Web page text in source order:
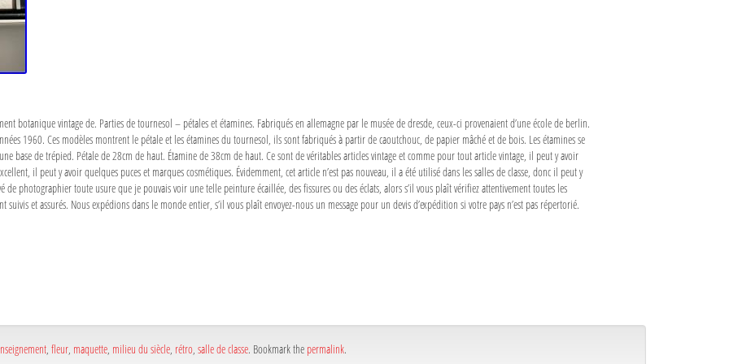
botanique vintage de. Parties de tournesol – pétales et étamines. Fabriqués en allemagne par le musée de dresde, ceux-ci provenaient d’une école de berlin.
1960. Ces modèles montrent le pétale et les étamines du tournesol, ils sont fabriqués à partir de caoutchouc, de papier mâché et de bois. Les étamines se
base de trépied. Pétale de 28cm de haut. Étamine de 38cm de haut. Ce sont de véritables articles vintage et comme pour tout article vintage, il peut y avoir
il peut y avoir quelques puces et marques cosmétiques. Évidemment, cet article n’est pas nouveau, il a été utilisé dans les salles de classe, donc il peut y
de photographier toute usure que je pouvais voir une telle peinture écaillée, des fissures ou des éclats, alors s’il vous plaît vérifiez attentivement toutes les
et assurés. Nous expédions dans le monde entier, s’il vous plaît envoyez-nous un message pour un devis d’expédition si votre pays n’est pas répertorié.
fleur maquette milieu du siècle rétro salle de classe. Bookmark the permalink.